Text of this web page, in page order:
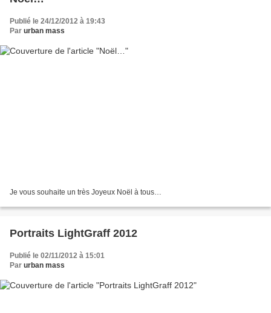
Publié le 24/12/2012 à 19:43
Par urban mass
Je vous souhaite un très Joyeux Noël à tous…
Portraits LightGraff 2012
Publié le 02/11/2012 à 15:01
Par urban mass